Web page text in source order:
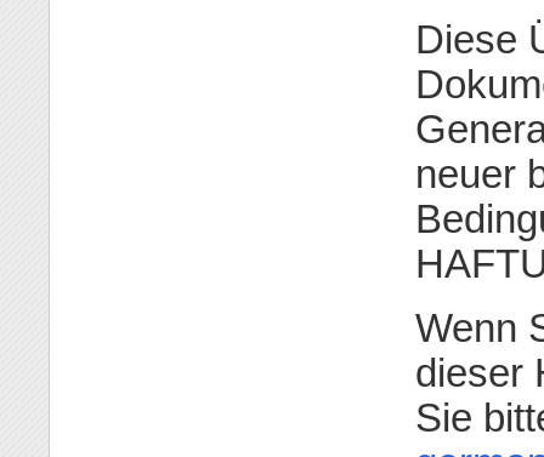
Diese
neuer
Wenn
dieser
Sie